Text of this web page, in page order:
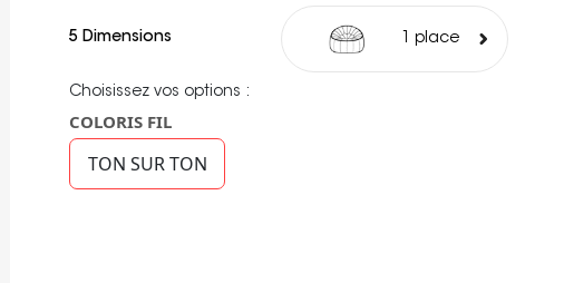
5 Dimensions 1 place
Choisissez vos options :
COLORIS FIL
TON SUR TON